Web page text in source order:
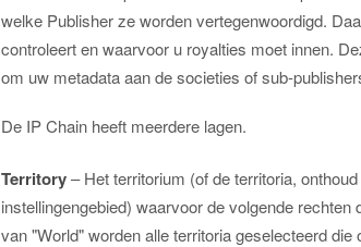
welke Publisher ze worden vertegenwoordigd.
controleert en waarvoor u royalties moet innen.
om uw metadata aan de societies of sub-
De IP Chain heeft meerdere lagen.
Territory– Het territorium (of de territoria,
instellingengebied) waarvoor de volgende
van "World" worden alle territoria geselecteerd